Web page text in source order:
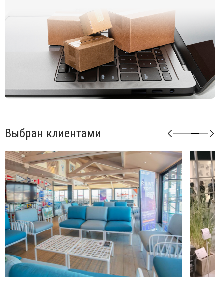
(antracite), тортора (tortora), агава (agave).
Возможные цвета подушек из акрила: серый (grigio),
розовый (rosa quarzo).
Возможные цвета подушек из ткани Sunbrella: синий
(adriatic), лед (ghiaccio), авокадо (avocado), джунгли
(giungla), холст (canvas).
Возможные цвета подушек из ткани TECH: панама
(panama).
Открыть технические характеристики
Открыть инструкцию по сборке.
Элементы серии Кomodo можно комбинировать между
собой в любой последовательности, создавая
индивидуальные решения для Вашего интерьера.
Выбран клиентами